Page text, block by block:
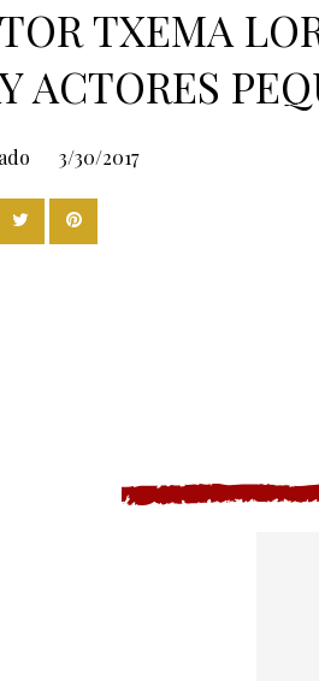
TXEMA
ACTORES
3/30/2017